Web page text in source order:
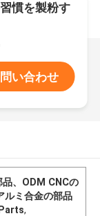
慣を製粉す
い合わせ
、ODM CNCの
ルミ合金の部品
,